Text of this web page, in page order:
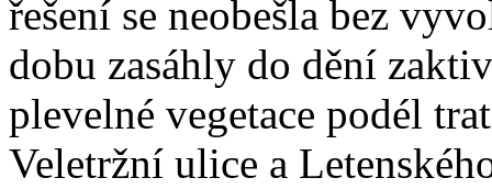
řešení se neobešla bez
dobu zasáhly do dění
plevelné vegetace podél
Veletržní ulice a